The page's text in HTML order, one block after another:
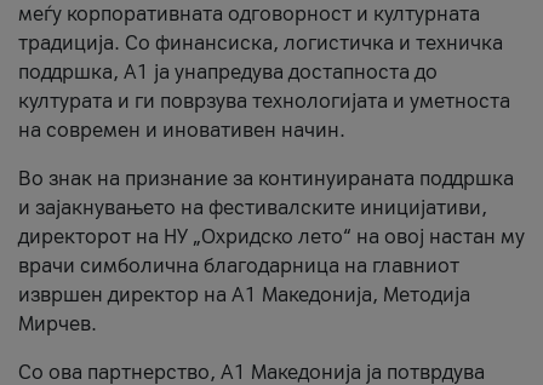
меѓу корпоративната одговорност и културната
традиција. Со финансиска, логистичка и техничка
поддршка, A1 ја унапредува достапноста до
културата и ги поврзува технологијата и уметноста
на современ и иновативен начин.
Во знак на признание за континуираната поддршка
и зајакнувањето на фестивалските иницијативи,
директорот на НУ „Охридско лето“ на овој настан му
врачи симболична благодарница на главниот
извршен директор на A1 Македонија, Методија
Мирчев.
Со ова партнерство, A1 Македонија ја потврдува